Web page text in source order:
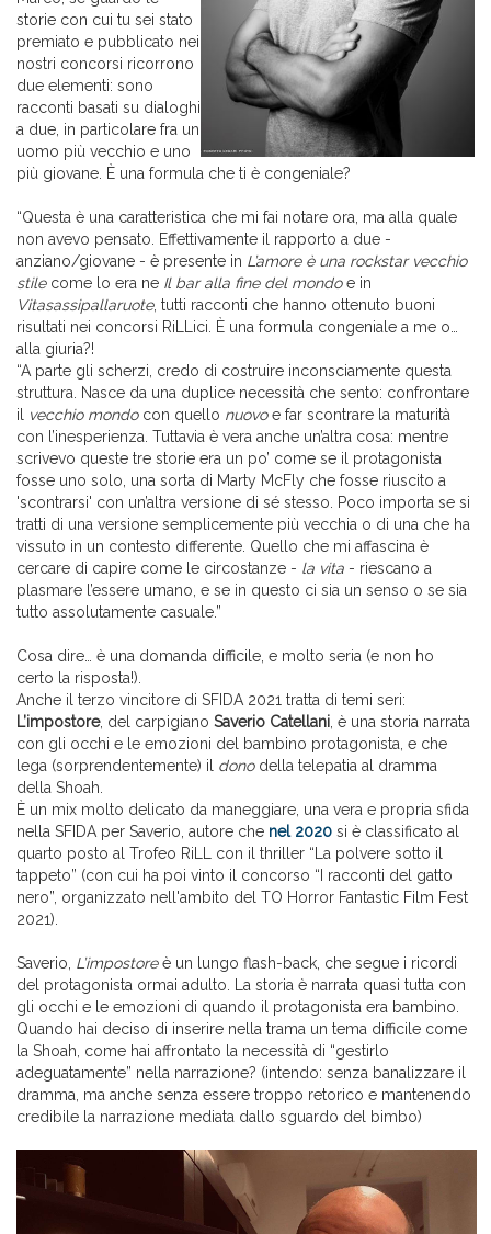
storie con cui tu sei stato
premiato e pubblicato nei
nostri concorsi ricorrono
due elementi: sono
racconti basati su dialoghi
a due, in particolare fra un
uomo più vecchio e uno
più giovane. È una formula che ti è congeniale?
“Questa è una caratteristica che mi fai notare ora, ma alla quale
non avevo pensato. Effettivamente il rapporto a due -
anziano/giovane - è presente in L’amore è una rockstar vecchio
stilecome lo era ne Il bar alla fine del mondoe in
Vitasassipallaruote, tutti racconti che hanno ottenuto buoni
risultati nei concorsi RiLLici. È una formula congeniale a me o…
alla giuria?!
“A parte gli scherzi, credo di costruire inconsciamente questa
struttura. Nasce da una duplice necessità che sento: confrontare
il
vecchio mondocon quello nuovoe far scontrare la maturità
con l’inesperienza. Tuttavia è vera anche un’altra cosa: mentre
scrivevo queste tre storie era un po’ come se il protagonista
fosse uno solo, una sorta di Marty McFly che fosse riuscito a
'scontrarsi' con un’altra versione di sé stesso. Poco importa se si
tratti di una versione semplicemente più vecchia o di una che ha
vissuto in un contesto differente. Quello che mi affascina è
cercare di capire come le circostanze - la vita - riescano a
plasmare l’essere umano, e se in questo ci sia un senso o se sia
tutto assolutamente casuale.”
Cosa dire… è una domanda difficile, e molto seria (e non ho
certo la risposta!).
Anche il terzo vincitore di SFIDA 2021 tratta di temi seri:
L’impostore, del carpigiano Saverio Catellani , è una storia narrata
con gli occhi e le emozioni del bambino protagonista, e che
lega (sorprendentemente) il donodella telepatia al dramma
della Shoah.
È un mix molto delicato da maneggiare, una vera e propria sfida
nella SFIDA per Saverio, autore che nel 2020 si è classificato al
quarto posto al Trofeo RiLL con il thriller “La polvere sotto il
tappeto” (con cui ha poi vinto il concorso “I racconti del gatto
nero”, organizzato nell'ambito del TO Horror Fantastic Film Fest
2021).
Saverio, L’impostoreè un lungo flash-back, che segue i ricordi
del protagonista ormai adulto. La storia è narrata quasi tutta con
gli occhi e le emozioni di quando il protagonista era bambino.
Quando hai deciso di inserire nella trama un tema difficile come
la Shoah, come hai affrontato la necessità di “gestirlo
adeguatamente” nella narrazione? (intendo: senza banalizzare il
dramma, ma anche senza essere troppo retorico e mantenendo
credibile la narrazione mediata dallo sguardo del bimbo)